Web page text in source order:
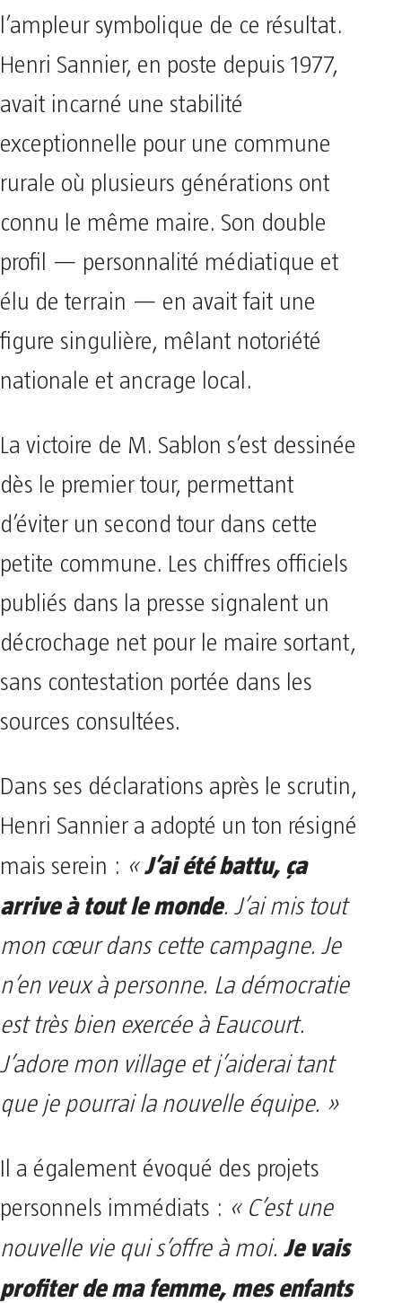
l’ampleur symbolique de ce résultat.
Henri Sannier, en poste depuis 1977,
avait incarné une stabilité
exceptionnelle pour une commune
rurale où plusieurs générations ont
connu le même maire. Son double
profil — personnalité médiatique et
élu de terrain — en avait fait une
figure singulière, mêlant notoriété
nationale et ancrage local.
La victoire de M. Sablon s’est dessinée
dès le premier tour, permettant
d’éviter un second tour dans cette
petite commune. Les chiffres officiels
publiés dans la presse signalent un
décrochage net pour le maire sortant,
sans contestation portée dans les
sources consultées.
Dans ses déclarations après le scrutin,
Henri Sannier a adopté un ton résigné
mais serein : «J’ai été battu, ça
arrive à tout le monde. J’ai mis tout
mon cœur dans cette campagne. Je
n’en veux à personne. La démocratie
est très bien exercée à Eaucourt.
J’adore mon village et j’aiderai tant
que je pourrai la nouvelle équipe. »
Il a également évoqué des projets
personnels immédiats : « C’est une
nouvelle vie qui s’offre à moi. Je vais
profiter de ma femme, mes enfants